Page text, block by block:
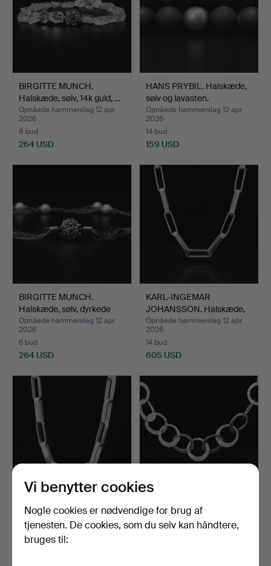
BIRGITTE MUNCH.
Halskæde, sølv, 14k guld, …
Opnåede hammerslag 12 apr
2026
8 bud
264 USD
HANS PRYBIL. Halskæde,
sølv og lavasten.
Opnåede hammerslag 12 apr
2026
14 bud
159 USD
BIRGITTE MUNCH.
Halskæde, sølv, dyrkede
pe…
Opnåede hammerslag 12 apr
2026
6 bud
264 USD
KARL-INGEMAR
JOHANSSON. Halskæde,
sølv, Gö…
Opnåede hammerslag 12 apr
2026
14 bud
605 USD
KARL-INGEMAR
JOHANSSON.
HALSKÆDE, sølv, Gö…
Opnåede hammerslag 12 apr
2026
SVEN-ERIK HÖGBERG.
HALSKÆDE, sølv,
Götebor…
Opnåede hammerslag 12 apr
Vi benytter cookies
Nogle cookies er nødvendige for brug af
tjenesten. De cookies, som du selv kan håndtere,
bruges til: